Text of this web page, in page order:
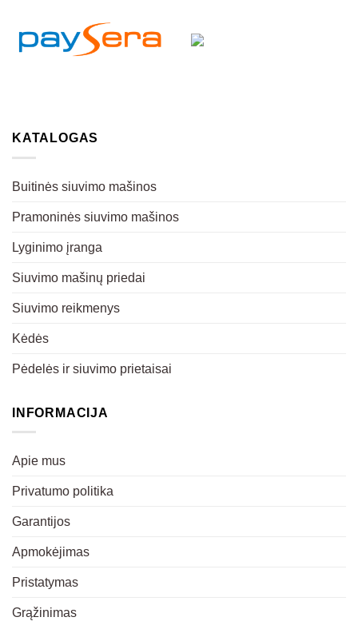
KATALOGAS
Buitinės siuvimo mašinos
Pramoninės siuvimo mašinos
Lyginimo įranga
Siuvimo mašinų priedai
Siuvimo reikmenys
Kėdės
Pėdelės ir siuvimo prietaisai
INFORMACIJA
Apie mus
Privatumo politika
Garantijos
Apmokėjimas
Pristatymas
Grąžinimas